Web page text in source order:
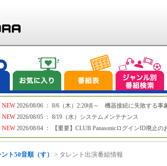
NEW
NEW
NEW
2026/08/06 ： 8/6（木）2:20頃～ 機器接続に失敗する事
2026/08/05 ： 8/19（水）システムメンテナンス
2026/08/04 ： 【重要】CLUB PanasonicログインID廃止の
ト50音順（す） > タレント出演番組情報